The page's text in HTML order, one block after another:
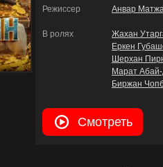
Режиссер Анвар
В ролях Жахан
Еркен
Шерхан
Марат
Биржан
Смотреть